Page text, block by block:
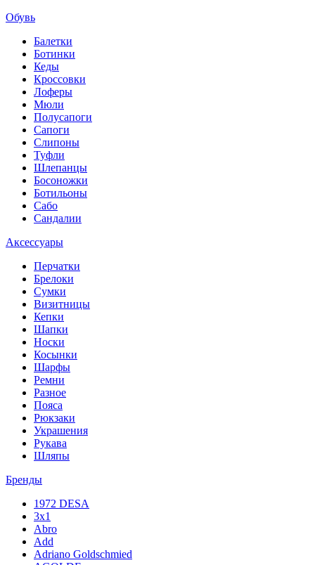
Обувь
Балетки
Ботинки
Кеды
Кроссовки
Лоферы
Мюли
Полусапоги
Сапоги
Слипоны
Туфли
Шлепанцы
Босоножки
Ботильоны
Сабо
Сандалии
Аксессуары
Перчатки
Брелоки
Сумки
Визитницы
Кепки
Шапки
Носки
Косынки
Шарфы
Ремни
Разное
Пояса
Рюкзаки
Украшения
Рукава
Шляпы
Бренды
1972 DESA
3x1
Abro
Add
Adriano Goldschmied